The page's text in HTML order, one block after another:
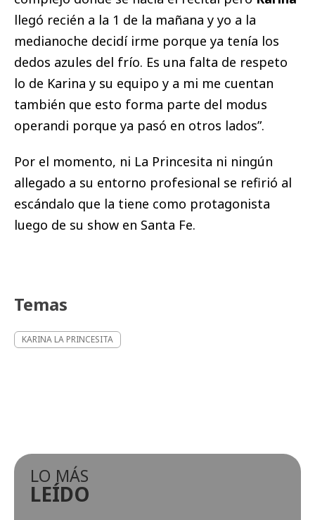
llegó recién a la 1 de la mañana y yo a la
medianoche decidí irme porque ya tenía los
dedos azules del frío. Es una falta de respeto
lo de Karina y su equipo y a mi me cuentan
también que esto forma parte del modus
operandi porque ya pasó en otros lados”.
Por el momento, ni La Princesita ni ningún
allegado a su entorno profesional se refirió al
escándalo que la tiene como protagonista
luego de su show en Santa Fe.
Temas
KARINA LA PRINCESITA
LO MÁS
LEÍDO